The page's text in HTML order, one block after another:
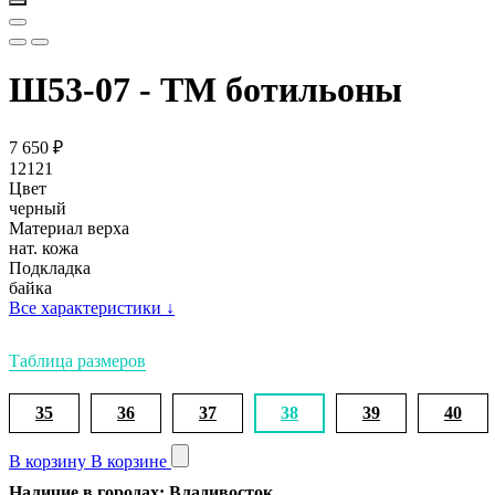
Ш53-07 - ТМ ботильоны
7 650 ₽
12121
Цвет
черный
Материал верха
нат. кожа
Подкладка
байка
Все характеристики ↓
Таблица размеров
35 36 37 38 39 40
В корзину В корзине